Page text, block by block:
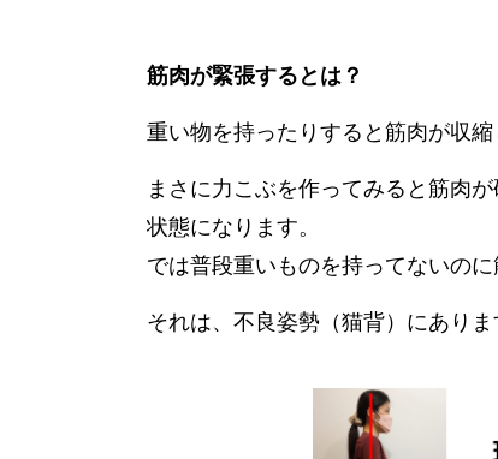
筋肉が緊張するとは？
重い物を持ったりすると筋肉が収縮
まさに力こぶを作ってみると筋肉
状態になります。
では普段重いものを持ってないの
それは、不良姿勢（猫背）にありま